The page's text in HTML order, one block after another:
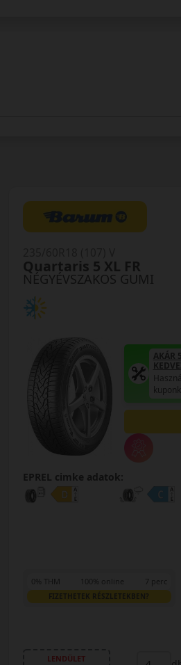
NÉGYÉVSZAKOS GUMI
Crossclimate 2 SUV
AKÁR
AKÁR
EPREL cimke adatok:
0% THM 100% online 7 perc